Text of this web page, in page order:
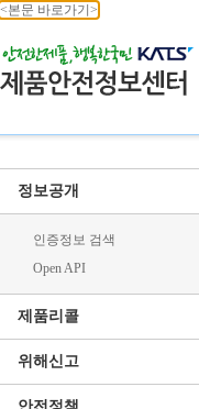
<본문 바로가기>
정보공개
인증정보 검색
Open API
제품리콜
위해신고